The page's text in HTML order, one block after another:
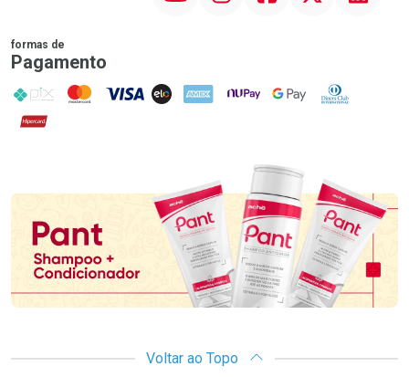
formas de
Pagamento
PIX MasterCard
VISA ELO AMEX NuPay Google PayDiners Club
Hipercard
Promoção em Destaque
Voltar ao Topo